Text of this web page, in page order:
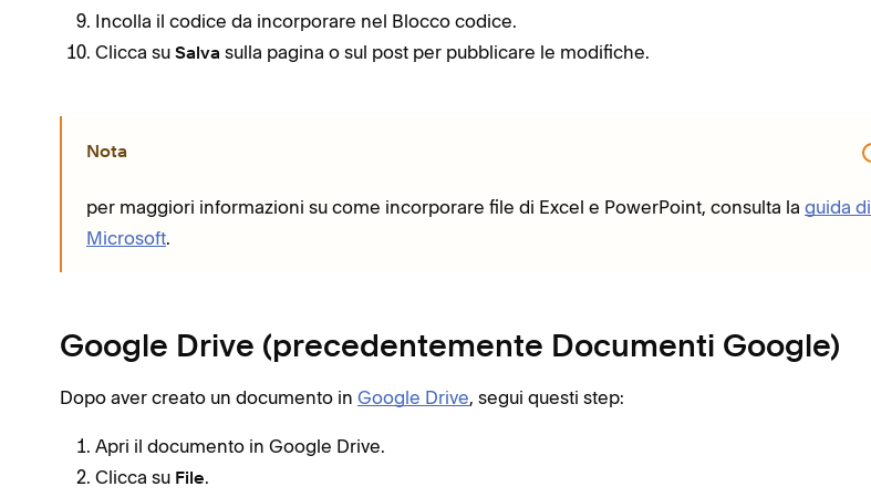
Incolla il codice da incorporare nel Blocco codice.
Clicca su Salva sulla pagina o sul post per pubblicare le modifiche.
Nota
per maggiori informazioni su come incorporare file di Excel e PowerPoint, consulta la guida di
Microsoft.
Google Drive (precedentemente Documenti Google)
Dopo aver creato un documento in Google Drive, segui questi step:
Apri il documento in Google Drive.
Clicca su File.